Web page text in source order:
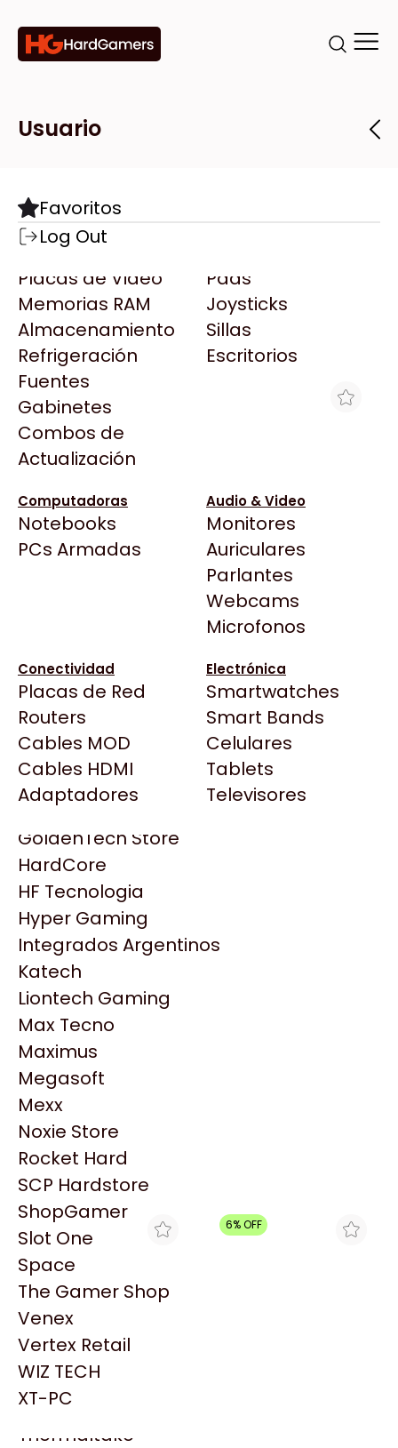
Categorías
Componentes
Motherboards
Microprocesadores
Placas de Video
Memorias RAM
Almacenamiento
Refrigeración
Fuentes
Gabinetes
Combos de
Actualización
Pads
Joysticks
Sillas
Escritorios
Computadoras
Notebooks
PCs Armadas
Audio & Video
Monitores
Auriculares
Parlantes
Webcams
Microfonos
Conectividad
Placas de Red
Routers
Cables MOD
Cables HDMI
Adaptadores
Electrónica
Smartwatches
Smart Bands
Celulares
Tablets
Televisores
Marcas
Todas las Marcas
AMD
AULA
Acer
Adata
AeroCool
Antec
Arkham
Asrock
BenQ
CX
Cooler Master
Deepcool
Dell
EVGA
Gamemax
Genesis
Genius
HP
HyperX
INNO3D
Intel
Kingston
Lenovo
Logitech
MSI
NVIDIA GeForce
NZXT
PNY
Palit
Philips
PowerColor
Razer
Redragon
Samsung
Sandisk
Sapphire
Seagate
Sentey
Solarmax
Thermaltake
Tiendas
Destacadas
Todas las Tiendas
Click Gaming
Compufan Store
Dinobyte
Full H4rd
Gaming City
Gezatek
GoldenTech Store
HardCore
HF Tecnologia
Hyper Gaming
Integrados Argentinos
Katech
Liontech Gaming
Max Tecno
Maximus
Megasoft
Mexx
Noxie Store
Rocket Hard
SCP Hardstore
ShopGamer
Slot One
Space
The Gamer Shop
Venex
Vertex Retail
WIZ TECH
XT-PC
Usuario
Favoritos
Log Out
DISCO SOLIDO SSD MSI SPATIUM S270
240GB SATA
$80.784
Ver producto en la página de Noxie Store
Productos
Similares
Explorá más productos similares
RM INSUMOS
DISCO SOLIDO MSI SSD
240GB
$95.999
6% OFF